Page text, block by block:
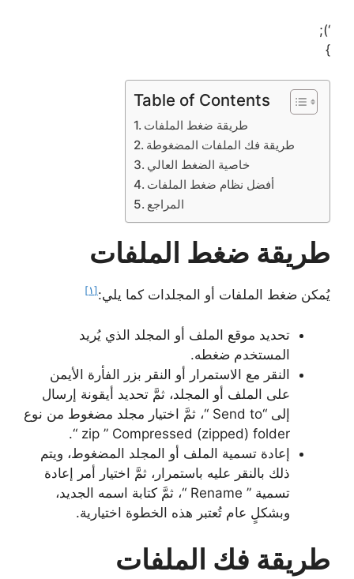
‘);
}
Table of Contents
طريقة ضغط الملفات
طريقة فك الملفات المضغوطة
خاصية الضغط العالي
أفضل نظام ضغط الملفات
المراجع
طريقة ضغط الملفات
يُمكن ضغط الملفات أو المجلدات كما يلي: [١]
تحديد موقع الملف أو المجلد الذي يُريد
المستخدم ضغطه.
النقر مع الاستمرار أو النقر بزر الفأرة الأيمن
على الملف أو المجلد، ثمَّ تحديد أيقونة إرسال
إلى “Send to “، ثمَّ اختيار مجلد مضغوط من نوع
zip ” Compressed (zipped) folder “.
إعادة تسمية الملف أو المجلد المضغوط، ويتم
ذلك بالنقر عليه باستمرار، ثمَّ اختيار أمر إعادة
تسمية ” Rename “، ثمَّ كتابة اسمه الجديد،
وبشكلٍ عام تُعتبر هذه الخطوة اختيارية.
طريقة فك الملفات